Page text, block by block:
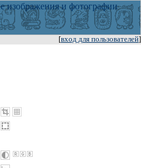
[вход для пользователей]